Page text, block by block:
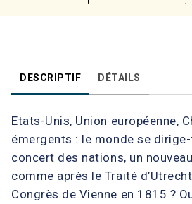
DESCRIPTIF DÉTAILS
Etats-Unis, Union européenne,
émergents : le monde se
concert des nations, un
comme après le Traité
Congrès de Vienne en 1815 ?